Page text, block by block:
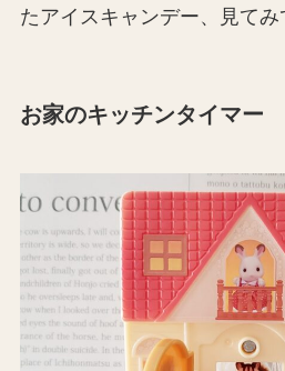
たアイスキャンデー、見てみ
お家のキッチンタイマー